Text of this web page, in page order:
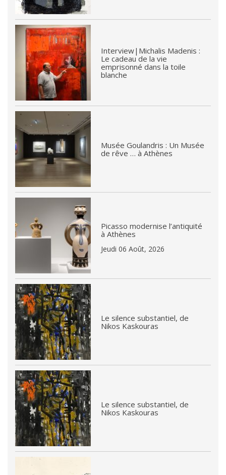
Interview|Michalis Madenis :
Le cadeau de la vie
emprisonné dans la toile
blanche
Musée Goulandris : Un Musée
de rêve … à Athènes
Picasso modernise l’antiquité
à Athènes
Jeudi 06 Août, 2026
Le silence substantiel, de
Nikos Kaskouras
Le silence substantiel, de
Nikos Kaskouras